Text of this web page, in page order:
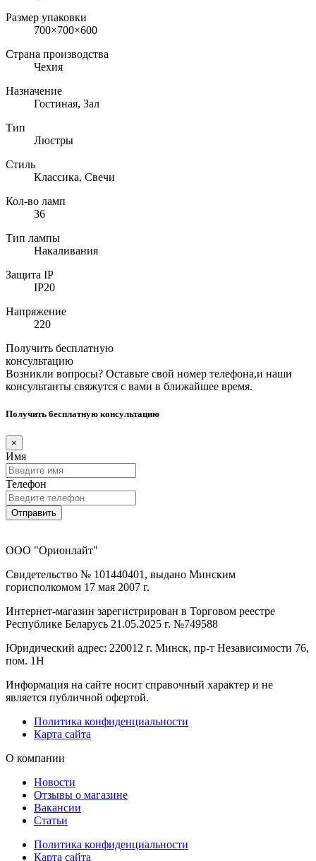
Размер упаковки
700×700×600
Страна производства
Чехия
Назначение
Гостиная, Зал
Тип
Люстры
Стиль
Классика, Свечи
Кол-во ламп
36
Тип лампы
Накаливания
Защита IP
IP20
Напряжение
220
Получить бесплатную
консультацию
Возникли вопросы? Оставьте свой номер телефона,и наши
консультанты свяжутся с вами в ближайшее время.
Получить бесплатную консультацию
×
Имя
Телефон
Отправить
ООО "Орионлайт"
Свидетельство № 101440401, выдано Минским
горисполкомом 17 мая 2007 г.
Интернет-магазин зарегистрирован в Торговом реестре
Республике Беларусь 21.05.2025 г. №749588
Юридический адрес: 220012 г. Минск, пр-т Независимости 76,
пом. 1Н
Информация на сайте носит справочный характер и не
является публичной офертой.
Политика конфиденциальности
Карта сайта
О компании
Новости
Отзывы о магазине
Вакансии
Статьи
Политика конфиденциальности
Карта сайта